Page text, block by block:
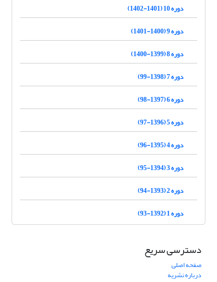
دوره 10 (1401-1402)
دوره 9 (1400-1401)
دوره 8 (1399-1400)
دوره 7 (1398-99)
دوره 6 (1397-98)
دوره 5 (1396-97)
دوره 4 (1395-96)
دوره 3 (1394-95)
دوره 2 (1393-94)
دوره 1 (1392-93)
دسترسی سریع
صفحه اصلی
درباره نشریه